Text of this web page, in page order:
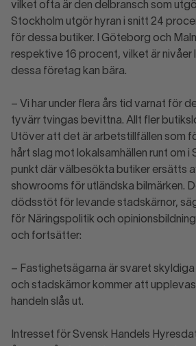
vilket ofta är den delbransch som
Stockholm utgör hyran i snitt 24
för dessa butiker. I Göteborg och
respektive 16 procent, vilket är nivåer
dessa företag kan bära.
– Vi har under flera års tid varnat för
tyvärr tvingas bevittna. Allt fler
Utöver att det är arbetstillfällen som
hårt slag mot lokalsamhällen runt om i
punkt där välbesökta butiker ersätts
showrooms för utländska bilmärken.
dödsstöt för levande stadskärnor,
för Näringspolitik och
och fortsätter:
– Fastighetsägarna är svaret skyldiga
och stadskärnor kommer att
handeln slås ut.
Intresset för Svensk Handels